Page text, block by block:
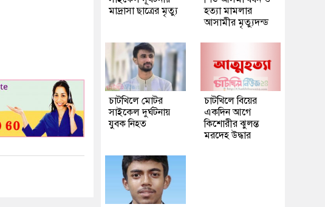
মাদ্রাসা ছাত্রের মৃত্যু
হত্যা মামলার
আসামীর মৃত্যুদন্ড
চাটখিলে মোটর
সাইকেল দুর্ঘটনায়
যুবক নিহত
চাটখিলে বিয়ের
একদিন আগে
কিশোরীর ঝুলন্ত
মরদেহ উদ্ধার